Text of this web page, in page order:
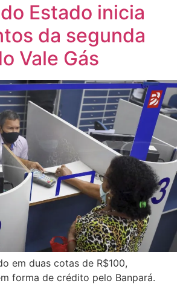
Estado inicia
da segunda
Vale Gás
em duas cotas de R$100,
forma de crédito pelo Banpará.